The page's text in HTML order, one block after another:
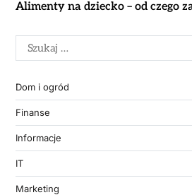
Alimenty na dziecko – od czego
Dom i ogród
Finanse
Informacje
IT
Marketing